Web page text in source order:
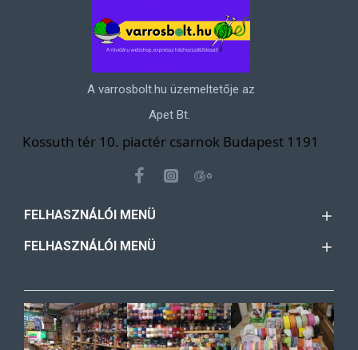
A varrosbolt.hu üzemeltetője az
Apet Bt.
Kossuth tér 10. piactér csarnok Budapest 1191
FELHASZNÁLÓI MENÜ
FELHASZNÁLÓI MENÜ